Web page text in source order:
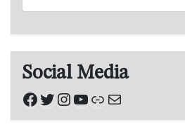
Social Media
Facebook
Twitter
Instagram
YouTube
Link
E-Mail